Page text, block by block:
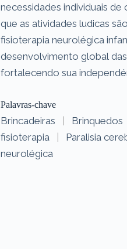
necessidades individuais de
que as atividades ludicas
fisioterapia neurolégica
desenvolvimento global
fortalecendo sua
Palavras-chave
Brincadeiras | Brinquedos
fisioterapia
| Paralisia
neurolégica